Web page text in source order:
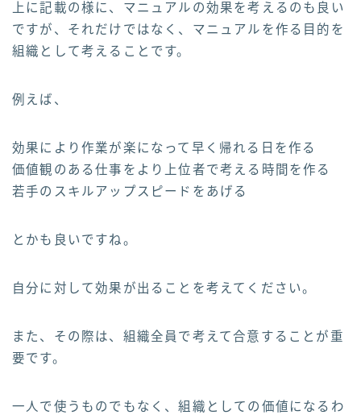
上に記載の様に、マニュアルの効果を考えるのも良い
ですが、それだけではなく、マニュアルを作る目的を
組織として考えることです。
例えば、
効果により作業が楽になって早く帰れる日を作る
価値観のある仕事をより上位者で考える時間を作る
若手のスキルアップスピードをあげる
とかも良いですね。
自分に対して効果が出ることを考えてください。
また、その際は、組織全員で考えて合意することが重
要です。
一人で使うものでもなく、組織としての価値になるわ